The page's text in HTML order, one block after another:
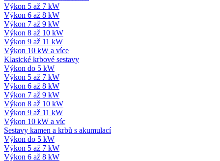
Výkon 5 až 7 kW
Výkon 6 až 8 kW
Výkon 7 až 9 kW
Výkon 8 až 10 kW
Výkon 9 až 11 kW
Výkon 10 kW a více
Klasické krbové sestavy
Výkon do 5 kW
Výkon 5 až 7 kW
Výkon 6 až 8 kW
Výkon 7 až 9 kW
Výkon 8 až 10 kW
Výkon 9 až 11 kW
Výkon 10 kW a víc
Sestavy kamen a krbů s akumulací
Výkon do 5 kW
Výkon 5 až 7 kW
Výkon 6 až 8 kW